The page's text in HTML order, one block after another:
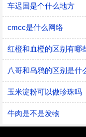
车迟国是个什么地方
cmcc是什么网络
红橙和血橙的区别有哪
八哥和乌鸦的区别是什
玉米淀粉可以做珍珠吗
牛肉是不是发物